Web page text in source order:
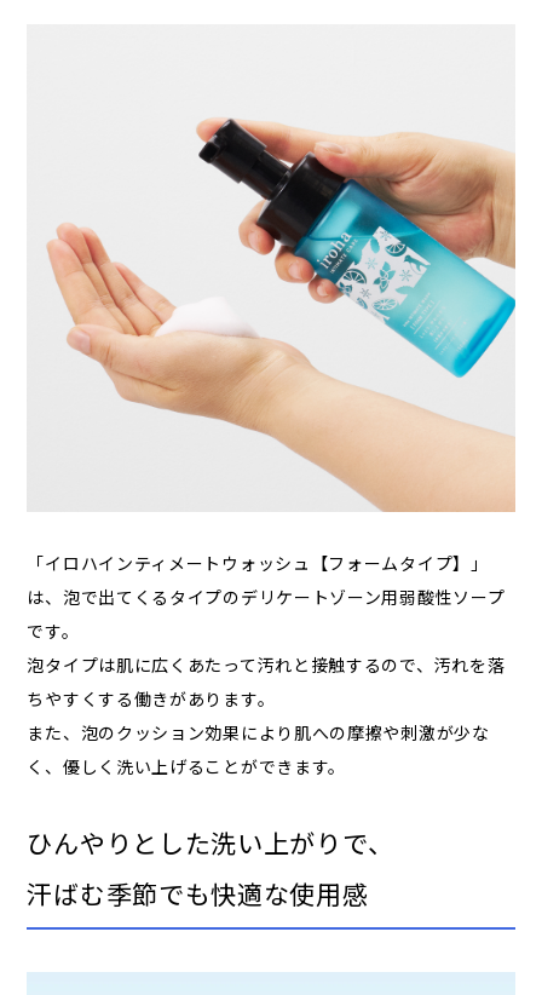
「イロハインティメートウォッシュ【フォームタイプ】」
は、​泡で​出てくる​タイプの​デリケートゾーン用​弱酸性ソープ
です。
泡タイプは​肌に​広く​あたって​汚れと​接触するので、​汚れを​落
ちやすく​する​働きが​あります。
また、​泡の​クッション効果に​より​肌への​摩擦や​刺激が​少な
く、​優しく​洗い​上げる​ことができます。​
ひんやりと​した​洗い​上がりで、
汗ばむ季節でも​快適な​使用感